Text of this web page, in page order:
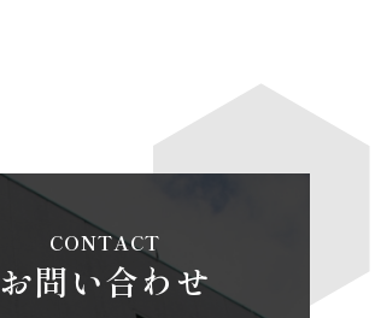
CONTACT
お問い合わせ